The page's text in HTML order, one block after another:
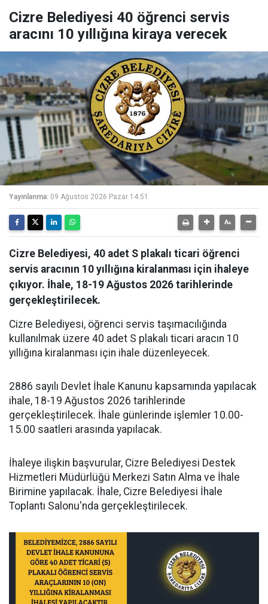
Cizre Belediyesi 40 öğrenci servis
aracını 10 yıllığına kiraya verecek
Yayınlanma: 09 Ağustos 2026 Pazar 14:51
Cizre Belediyesi, 40 adet S plakalı ticari öğrenci
servis aracının 10 yıllığına kiralanması için ihaleye
çıkıyor. İhale, 18-19 Ağustos 2026 tarihlerinde
gerçekleştirilecek.
Cizre Belediyesi, öğrenci servis taşımacılığında
kullanılmak üzere 40 adet S plakalı ticari aracın 10
yıllığına kiralanması için ihale düzenleyecek.
2886 sayılı Devlet İhale Kanunu kapsamında yapılacak
ihale, 18-19 Ağustos 2026 tarihlerinde
gerçekleştirilecek. İhale günlerinde işlemler 10.00-
15.00 saatleri arasında yapılacak.
İhaleye ilişkin başvurular, Cizre Belediyesi Destek
Hizmetleri Müdürlüğü Merkezi Satın Alma ve İhale
Birimine yapılacak. İhale, Cizre Belediyesi İhale
Toplantı Salonu'nda gerçekleştirilecek.